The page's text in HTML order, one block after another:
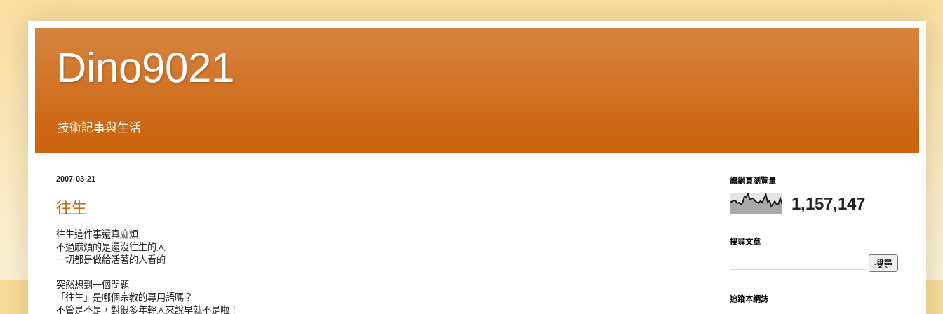
Dino9021
技術記事與生活
2007-03-21
往生
往生這件事還真麻煩
不過麻煩的是還沒往生的人
一切都是做給活著的人看的
突然想到一個問題
「往生」是哪個宗教的專用語嗎？
不管是不是，對很多年輕人來說早就不是啦！
總網頁瀏覽量
1,157,147
搜尋文章
追蹤本網誌